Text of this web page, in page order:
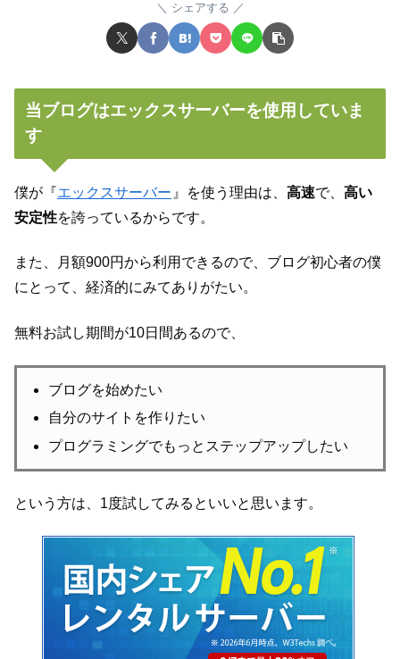
シェアする
当ブログはエックスサーバーを使用していま
す
僕が『エックスサーバー 』を使う理由は、 高速で、 高い
安定性を誇っているからです。
また、月額900円から利用できるので、ブログ初心者の僕
にとって、経済的にみてありがたい。
無料お試し期間が10日間あるので、
ブログを始めたい
自分のサイトを作りたい
プログラミングでもっとステップアップしたい
という方は、1度試してみるといいと思います。